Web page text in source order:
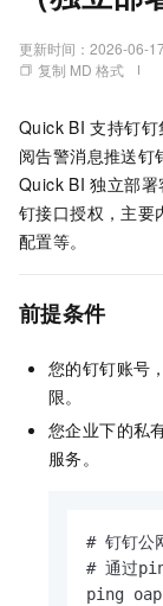
更新时间： 2026-06-
复制 MD 格式
Quick BI 支持钉
阅告警消息推送钉
Quick BI 独立部
钉接口授权，主要
配置等。
前提条件
您的钉钉账号
限。
您企业下的私
服务。
# 钉钉
# 通过
ping